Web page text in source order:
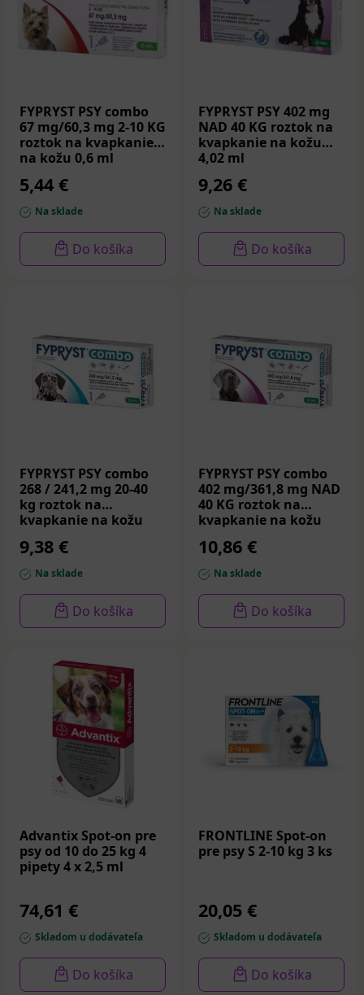
FYPRYST PSY combo
67 mg/60,3 mg 2-10 KG
roztok na kvapkanie
na kožu 0,6 ml
5,44 €
Na sklade
Do košíka
FYPRYST PSY 402 mg
NAD 40 KG roztok na
kvapkanie na kožu
4,02 ml
9,26 €
Na sklade
Do košíka
FYPRYST PSY combo
268 / 241,2 mg 20-40
kg roztok na
kvapkanie na kožu
9,38 €
Na sklade
Do košíka
FYPRYST PSY combo
402 mg/361,8 mg NAD
40 KG roztok na
kvapkanie na kožu
10,86 €
Na sklade
Do košíka
Advantix Spot-on pre
psy od 10 do 25 kg 4
pipety 4 x 2,5 ml
74,61 €
Skladom u dodávateľa
Do košíka
FRONTLINE Spot-on
pre psy S 2-10 kg 3 ks
20,05 €
Skladom u dodávateľa
Do košíka